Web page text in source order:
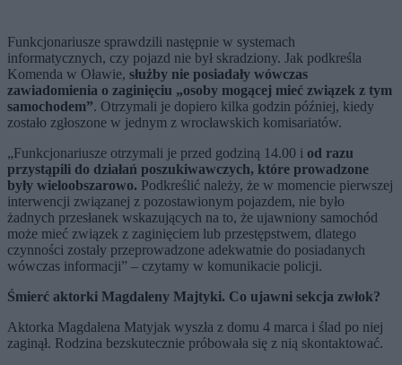
Funkcjonariusze sprawdzili następnie w systemach
informatycznych, czy pojazd nie był skradziony. Jak podkreśla
Komenda w Oławie, służby nie posiadały wówczas
zawiadomienia o zaginięciu „osoby mogącej mieć związek z tym
samochodem”. Otrzymali je dopiero kilka godzin później, kiedy
zostało zgłoszone w jednym z wrocławskich komisariatów.
„Funkcjonariusze otrzymali je przed godziną 14.00 i od razu
przystąpili do działań poszukiwawczych, które prowadzone
były wieloobszarowo. Podkreślić należy, że w momencie pierwszej
interwencji związanej z pozostawionym pojazdem, nie było
żadnych przesłanek wskazujących na to, że ujawniony samochód
może mieć związek z zaginięciem lub przestępstwem, dlatego
czynności zostały przeprowadzone adekwatnie do posiadanych
wówczas informacji” – czytamy w komunikacie policji.
Śmierć aktorki Magdaleny Majtyki. Co ujawni sekcja zwłok?
Aktorka Magdalena Matyjak wyszła z domu 4 marca i ślad po niej
zaginął. Rodzina bezskutecznie próbowała się z nią skontaktować.